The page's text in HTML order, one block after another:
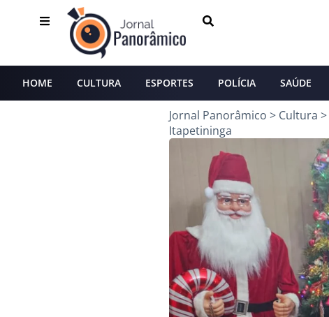
HOME CULTURA ESPORTES POLÍCIA SAÚDE
Jornal Panorâmico > Cultura >
Itapetininga